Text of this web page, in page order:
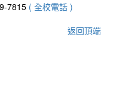
7815 ( 全校電話 )
返回頂端